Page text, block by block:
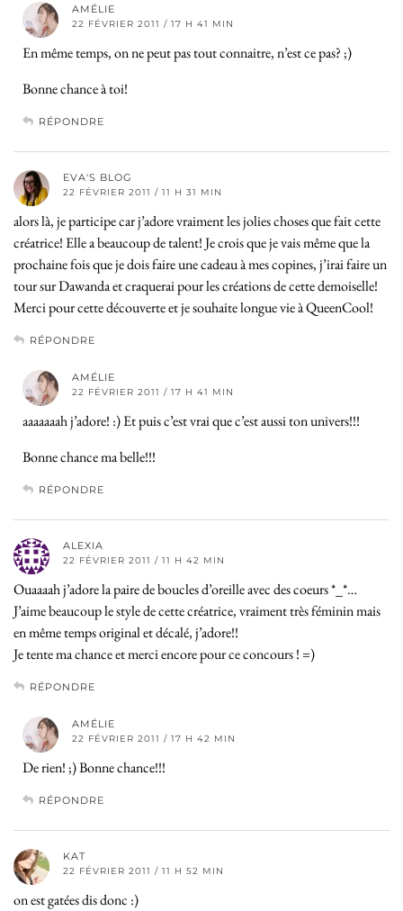
AMÉLIE
22 FÉVRIER 2011 / 17 H 41 MIN
En même temps, on ne peut pas tout connaitre, n’est ce pas? ;)
Bonne chance à toi!
RÉPONDRE
EVA'S BLOG
22 FÉVRIER 2011 / 11 H 31 MIN
alors là, je participe car j’adore vraiment les jolies choses que fait cette
créatrice! Elle a beaucoup de talent! Je crois que je vais même que la
prochaine fois que je dois faire une cadeau à mes copines, j’irai faire un
tour sur Dawanda et craquerai pour les créations de cette demoiselle!
Merci pour cette découverte et je souhaite longue vie à QueenCool!
RÉPONDRE
AMÉLIE
22 FÉVRIER 2011 / 17 H 41 MIN
aaaaaaah j’adore! :) Et puis c’est vrai que c’est aussi ton univers!!!
Bonne chance ma belle!!!
RÉPONDRE
ALEXIA
22 FÉVRIER 2011 / 11 H 42 MIN
Ouaaaah j’adore la paire de boucles d’oreille avec des coeurs *_*…
J’aime beaucoup le style de cette créatrice, vraiment très féminin mais
en même temps original et décalé, j’adore!!
Je tente ma chance et merci encore pour ce concours ! =)
RÉPONDRE
AMÉLIE
22 FÉVRIER 2011 / 17 H 42 MIN
De rien! ;) Bonne chance!!!
RÉPONDRE
KAT
22 FÉVRIER 2011 / 11 H 52 MIN
on est gatées dis donc :)